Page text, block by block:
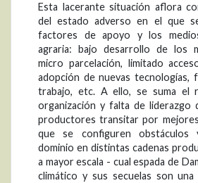
Esta lacerante situación aflora
del estado adverso en el que
factores de apoyo y los
agraria: bajo desarrollo de los
micro parcelación, limitado
adopción de nuevas tecnologías,
trabajo, etc. A ello, se suma el
organización y falta de liderazgo
productores transitar por
que se configuren obstáculos
dominio en distintas cadenas
a mayor escala - cual espada de
climático y sus secuelas son